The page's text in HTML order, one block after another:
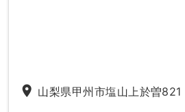
place 山梨県甲州市塩山上於曽821